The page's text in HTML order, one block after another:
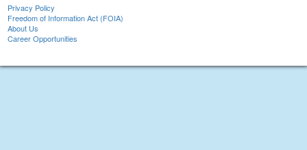
Privacy Policy
Freedom of Information Act (FOIA)
About Us
Career Opportunities